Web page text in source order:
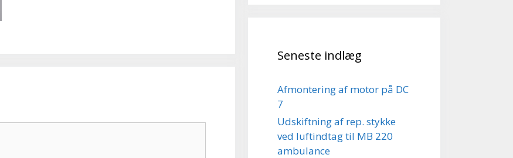
Seneste indlæg
Afmontering af motor på DC
7
Udskiftning af rep. stykke
ved luftindtag til MB 220
ambulance